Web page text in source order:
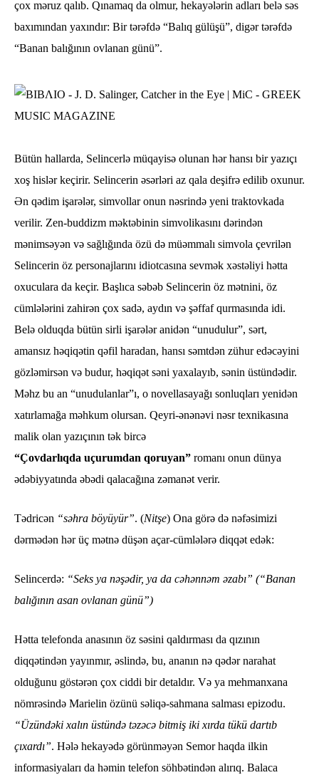
çox məruz qalıb. Qınamaq da olmur, hekayələrin adları belə səs
baxımından yaxındır: Bir tərəfdə “Balıq gülüşü”, digər tərəfdə
“Banan balığının ovlanan günü”.
Bütün hallarda, Selincerlə müqayisə olunan hər hansı bir yazıçı
xoş hislər keçirir. Selincerin əsərləri az qala deşifrə edilib oxunur.
Ən qədim işarələr, simvollar onun nəsrində yeni traktovkada
verilir. Zen-buddizm məktəbinin simvolikasını dərindən
mənimsəyən və sağlığında özü də müəmmalı simvola çevrilən
Selincerin öz personajlarını idiotcasına sevmək xəstəliyi hətta
oxuculara da keçir. Başlıca səbəb Selincerin öz mətnini, öz
cümlələrini zahirən çox sadə, aydın və şəffaf qurmasında idi.
Belə olduqda bütün sirli işarələr anidən “unudulur”, sərt,
amansız həqiqətin qəfil haradan, hansı səmtdən zühur edəcəyini
gözləmirsən və budur, həqiqət səni yaxalayıb, sənin üstündədir.
Məhz bu an “unudulanlar”ı, o novellasayağı sonluqları yenidən
xatırlamağa məhkum olursan. Qeyri-ənənəvi nəsr texnikasına
malik olan yazıçının tək bircə
“Çovdarlıqda uçurumdan qoruyan” romanı onun dünya
ədəbiyyatında əbədi qalacağına zəmanət verir.
Tədricən “səhra böyüyür”. (Nitşe) Ona görə də nəfəsimizi
dərmədən hər üç mətnə düşən açar-cümlələrə diqqət edək:
Selincerdə: “Seks ya nəşədir, ya da cəhənnəm əzabı” (“Banan
balığının asan ovlanan günü”)
Hətta telefonda anasının öz səsini qaldırması da qızının
diqqətindən yayınmır, əslində, bu, ananın nə qədər narahat
olduğunu göstərən çox ciddi bir detaldır. Və ya mehmanxana
nömrəsində Marielin özünü səliqə-sahmana salması epizodu.
“Üzündəki xalın üstündə təzəcə bitmiş iki xırda tükü dartıb
çıxardı”. Hələ hekayədə görünməyən Semor haqda ilkin
informasiyaları da həmin telefon söhbətindən alırıq. Balaca